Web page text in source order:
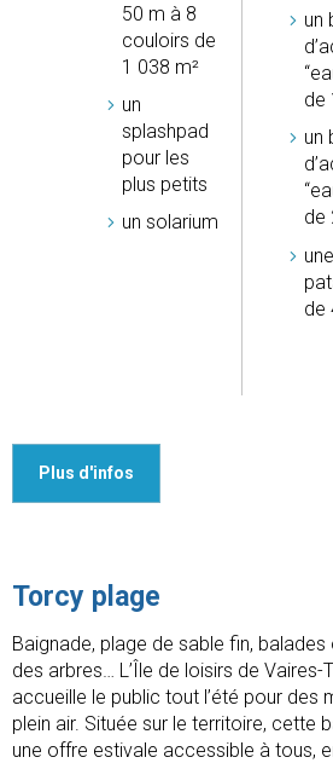
50 m à 8
couloirs de
1 038 m²
un
splashpad
pour les
plus petits
un solarium
un
de
un
de
une
de
Plus d'infos
Torcy plage
Baignade, plage de sable fin, balades
des arbres… L’Île de loisirs de
accueille le public tout l’été pour des
plein air. Située sur le territoire, cette
une offre estivale accessible à tous,